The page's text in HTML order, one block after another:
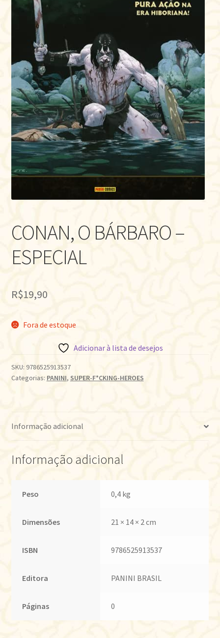
CONAN, O BÁRBARO –
ESPECIAL
R$19,90
Fora de estoque
Adicionar à lista de desejos
SKU: 9786525913537
Categorias: PANINI, SUPER-F*CKING-HEROES
Informação adicional
Informação adicional
Peso 0,4 kg
Dimensões 21 × 14 × 2 cm
ISBN 9786525913537
Editora PANINI BRASIL
Páginas 0